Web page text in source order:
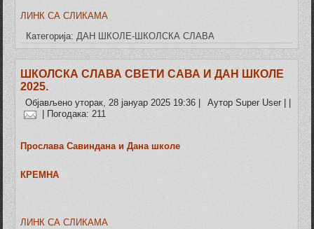
ЛИНК СА СЛИКАМА
Категорија:ДАН ШКОЛЕ-ШКОЛСКА СЛАВА
ШКОЛСКА СЛАВА СВЕТИ САВА И ДАН ШКОЛЕ
2025.
Објављено уторак, 28 јануар 2025 19:36 Аутор Super User
| Погодака: 211
Прослава Савиндана и Дана школе
КРЕМНА
ЛИНК СА СЛИКАМА